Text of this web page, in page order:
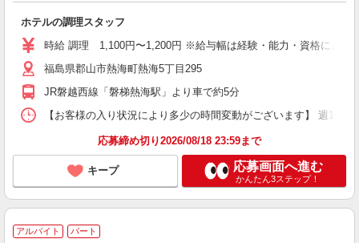
ホテルの調理スタッフ
時給 調理 1,100円〜1,200円 ※給与幅は経験・能力・資格による
福島県郡山市熱海町熱海5丁目295
JR磐越西線「磐梯熱海駅」より車で約5分
【お客様の入り状況により多少の時間変動がございます】 週1日
応募締め切り2026/08/18 23:59まで
キープ 応募画面へ進む
かんたん3ステップ！
アルバイト パート